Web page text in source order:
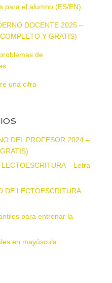
para el alumno (ES/EN)
DOCENTE 2025 –
Y GRATIS)
de
una cifra
DEL PROFESOR 2024 –
– Letra
DE LECTOESCRITURA
para entrenar la
en mayúscula